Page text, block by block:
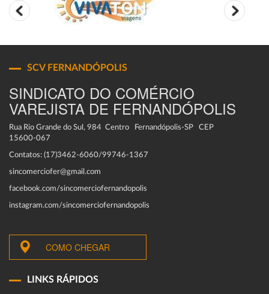
SCV FERNANDÓPOLIS
SINDICATO DO COMÉRCIO
VAREJISTA DE FERNANDÓPOLIS
Rua Rio Grande do Sul, 984 Centro Fernandópolis-SP CEP
15600-067
Contatos: (17)3462-6060/99746-1367
sincomerciofer@gmail.com
facebook.com/sincomerciofernandopolis
instagram.com/sincomerciofernandopolis
COMO CHEGAR
LINKS RÁPIDOS